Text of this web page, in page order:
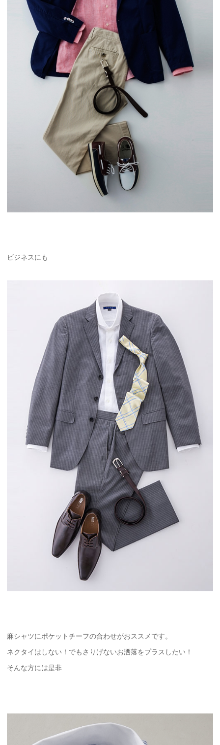
ビジネスにも
麻シャツにポケットチーフの合わせがおススメです。
ネクタイはしない！でもさりげないお洒落をプラスしたい！
そんな方には是非